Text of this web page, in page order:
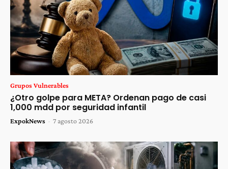
Grupos Vulnerables
¿Otro golpe para META? Ordenan pago de casi
1,000 mdd por seguridad infantil
ExpokNews - 7 agosto 2026